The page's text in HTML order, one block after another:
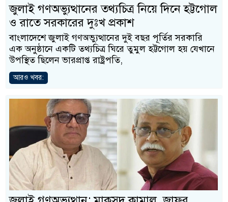
জুলাই গণঅভ্যুত্থানের তথ্যচিত্র নিয়ে দিনে হট্টগোল
ও রাতে সরকারের দুঃখ প্রকাশ
বাংলাদেশে জুলাই গণঅভ্যুত্থানের দুই বছর পূর্তির সরকারি
এক অনুষ্ঠানে একটি তথ্যচিত্র ঘিরে তুমুল হট্টগোল হয় যেখানে
উপস্থিত ছিলেন ভারপ্রাপ্ত রাষ্ট্রপতি,
আরও খবর: